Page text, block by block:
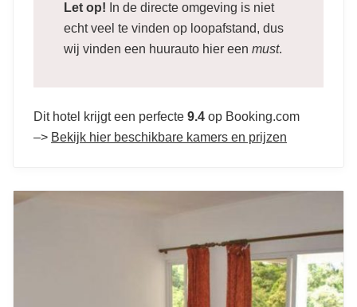
Let op! In de directe omgeving is niet
echt veel te vinden op loopafstand, dus
wij vinden een huurauto hier een must.
Dit hotel krijgt een perfecte 9.4 op Booking.com
–> Bekijk hier beschikbare kamers en prijzen